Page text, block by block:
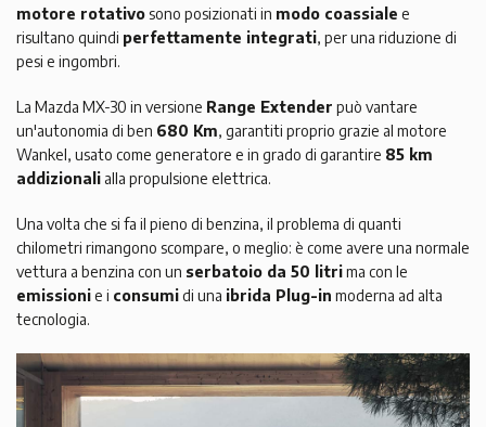
motore rotativosono posizionati in modo coassiale e
risultano quindi perfettamente integrati, per una riduzione di
pesi e ingombri.
La Mazda MX-30 in versione Range Extender può vantare
un'autonomia di ben 680 Km, garantiti proprio grazie al motore
Wankel, usato come generatore e in grado di garantire 85 km
addizionali alla propulsione elettrica.
Una volta che si fa il pieno di benzina, il problema di quanti
chilometri rimangono scompare, o meglio: è come avere una normale
vettura a benzina con un serbatoio da 50 litrima con le
emissionie i consumidi una ibrida Plug-in moderna ad alta
tecnologia.